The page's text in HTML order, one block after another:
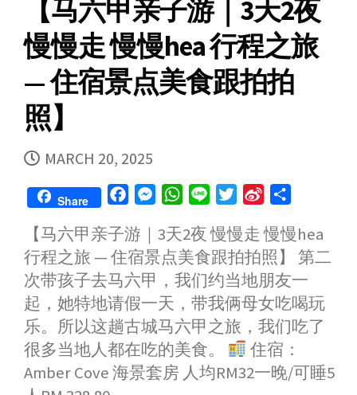
【马六甲亲子游｜3天2夜
慢慢走 慢慢hea 行程之旅
— 住宿景点美食跟拍拍
照】
PUBLISHED
DATE
MARCH 20, 2025
Share
c
e
b
o
o
k
s
s
n
g
e
r
W
a
t
s
p
p
n
e
i
t
t
e
r
n
a
W
e
i
b
o
a
e
【马六甲亲子游｜3天2夜 慢慢走 慢慢hea
行程之旅 — 住宿景点美食跟拍拍照】 第二
次带孩子去马六甲，我们约当地朋友一
起，她特地请假一天，带我俩母女吃喝玩
乐。所以这趟古城马六甲之旅，我们吃了
很多当地人都在吃的美食。
住宿：
Amber Cove 海景套房 人均RM32一晚/可睡5